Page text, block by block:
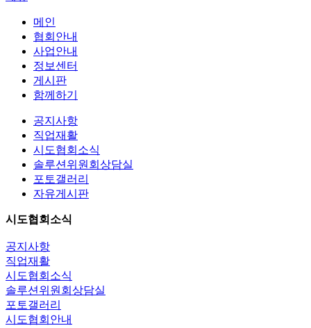
메인
협회안내
사업안내
정보센터
게시판
함께하기
공지사항
직업재활
시도협회소식
솔루션위원회상담실
포토갤러리
자유게시판
시도협회소식
공지사항
직업재활
시도협회소식
솔루션위원회상담실
포토갤러리
시도협회안내